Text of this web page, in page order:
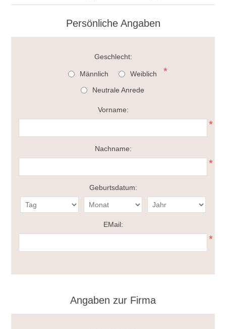
Persönliche Angaben
Geschlecht:
Männlich
Weiblich
Neutrale Anrede
*
Vorname:
*
Nachname:
*
Geburtsdatum:
EMail:
*
Angaben zur Firma